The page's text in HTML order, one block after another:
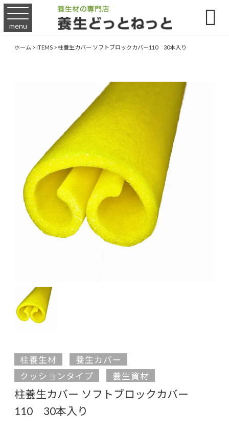
menu 
ホーム>ITEMS>柱養生カバー ソフトブロックカバー110 30本入り
柱養生材
養生カバー
クッションタイプ
養生資材
柱養生カバー ソフトブロックカバー
110 30本入り